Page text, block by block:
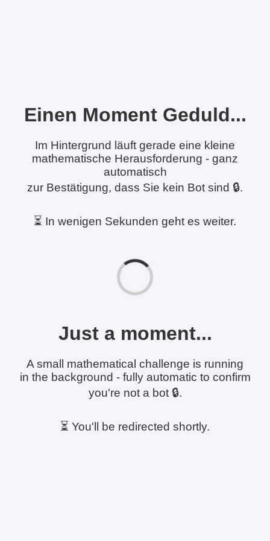
Einen Moment Geduld...
Im Hintergrund läuft gerade eine kleine
mathematische Herausforderung - ganz
automatisch
zur Bestätigung, dass Sie kein Bot sind 🔒.
⏳ In wenigen Sekunden geht es weiter.
Just a moment...
A small mathematical challenge is running
in the background - fully automatic to confirm
you're not a bot 🔒.
⏳ You'll be redirected shortly.